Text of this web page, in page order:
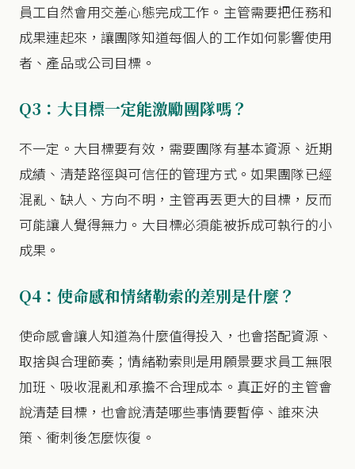
員工自然會用交差心態完成工作。主管需要把任務和
成果連起來，讓團隊知道每個人的工作如何影響使用
者、產品或公司目標。
Q3：大目標一定能激勵團隊嗎？
不一定。大目標要有效，需要團隊有基本資源、近期
成績、清楚路徑與可信任的管理方式。如果團隊已經
混亂、缺人、方向不明，主管再丟更大的目標，反而
可能讓人覺得無力。大目標必須能被拆成可執行的小
成果。
Q4：使命感和情緒勒索的差別是什麼？
使命感會讓人知道為什麼值得投入，也會搭配資源、
取捨與合理節奏；情緒勒索則是用願景要求員工無限
加班、吸收混亂和承擔不合理成本。真正好的主管會
說清楚目標，也會說清楚哪些事情要暫停、誰來決
策、衝刺後怎麼恢復。